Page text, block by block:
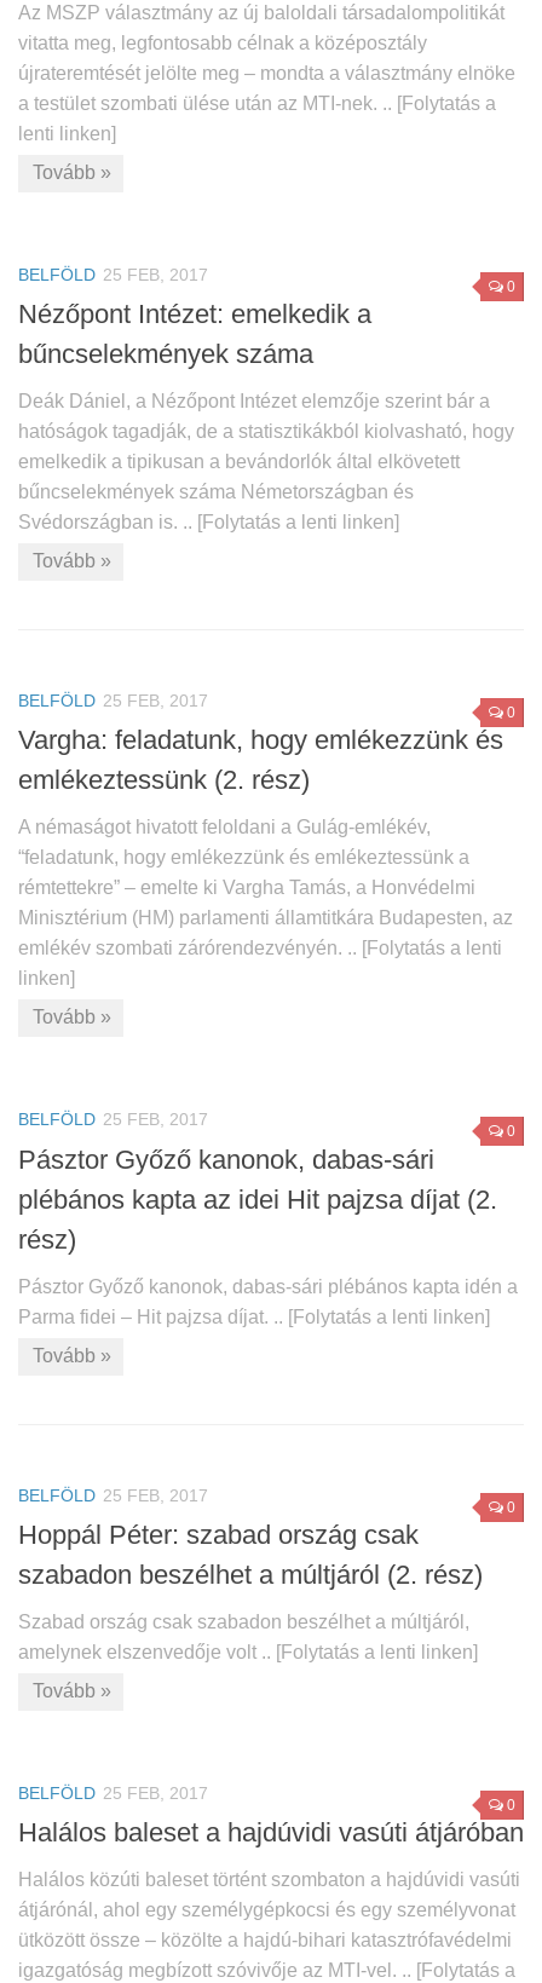
Az MSZP választmány az új baloldali társadalompolitikát
vitatta meg, legfontosabb célnak a középosztály
újrateremtését jelölte meg – mondta a választmány elnöke
a testület szombati ülése után az MTI-nek. .. [Folytatás a
lenti linken]
Tovább »
0
BELFÖLD 25 FEB, 2017
Nézőpont Intézet: emelkedik a
bűncselekmények száma
Deák Dániel, a Nézőpont Intézet elemzője szerint bár a
hatóságok tagadják, de a statisztikákból kiolvasható, hogy
emelkedik a tipikusan a bevándorlók által elkövetett
bűncselekmények száma Németországban és
Svédországban is. .. [Folytatás a lenti linken]
Tovább »
0
BELFÖLD 25 FEB, 2017
Vargha: feladatunk, hogy emlékezzünk és
emlékeztessünk (2. rész)
A némaságot hivatott feloldani a Gulág-emlékév,
“feladatunk, hogy emlékezzünk és emlékeztessünk a
rémtettekre” – emelte ki Vargha Tamás, a Honvédelmi
Minisztérium (HM) parlamenti államtitkára Budapesten, az
emlékév szombati zárórendezvényén. .. [Folytatás a lenti
linken]
Tovább »
0
BELFÖLD 25 FEB, 2017
Pásztor Győző kanonok, dabas-sári
plébános kapta az idei Hit pajzsa díjat (2.
rész)
Pásztor Győző kanonok, dabas-sári plébános kapta idén a
Parma fidei – Hit pajzsa díjat. .. [Folytatás a lenti linken]
Tovább »
0
BELFÖLD 25 FEB, 2017
Hoppál Péter: szabad ország csak
szabadon beszélhet a múltjáról (2. rész)
Szabad ország csak szabadon beszélhet a múltjáról,
amelynek elszenvedője volt .. [Folytatás a lenti linken]
Tovább »
0
BELFÖLD 25 FEB, 2017
Halálos baleset a hajdúvidi vasúti átjáróban
Halálos közúti baleset történt szombaton a hajdúvidi vasúti
átjárónál, ahol egy személygépkocsi és egy személyvonat
ütközött össze – közölte a hajdú-bihari katasztrófavédelmi
igazgatóság megbízott szóvivője az MTI-vel. .. [Folytatás a